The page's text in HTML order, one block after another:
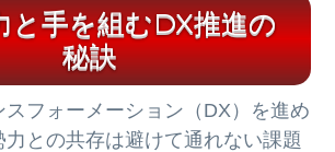
と手を組むDX推進の
秘訣
スフォーメーション（DX）を進め
力との共存は避けて通れない課題